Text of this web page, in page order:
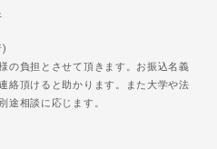
)
の負担とさせて頂きます。お振込名義
絡頂けると助かります。また大学や法
途相談に応じます。